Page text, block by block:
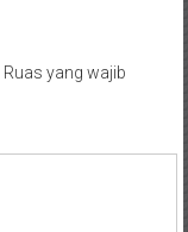
Ruas yang wajib